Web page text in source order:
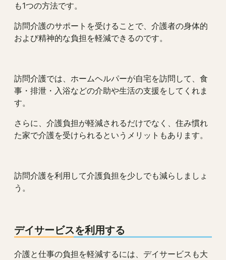
も1つの方法です。
訪問介護のサポートを受けることで、介護者の身体的
および精神的な負担を軽減できるのです。
訪問介護では、ホームヘルパーが自宅を訪問して、食
事・排泄・入浴などの介助や生活の支援をしてくれま
す。
さらに、介護負担が軽減されるだけでなく、住み慣れ
た家で介護を受けられるというメリットもあります。
訪問介護を利用して介護負担を少しでも減らしましょ
う。
デイサービスを利用する
介護と仕事の負担を軽減するには、デイサービスも大